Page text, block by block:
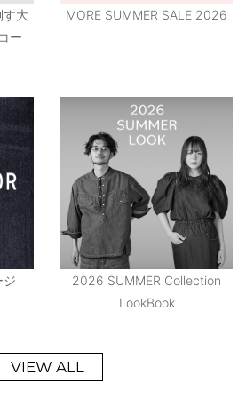
す大
ー
MORE SUMMER SALE 2026
ジ
2026 SUMMER Collection
LookBook
VIEW ALL